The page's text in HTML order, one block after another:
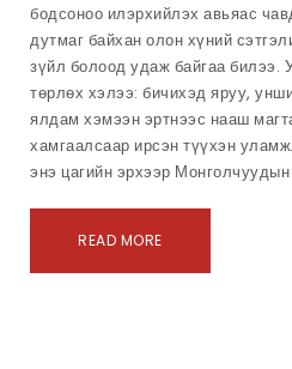
бодсоноо илэрхийлэх авьяас
дутмаг байхан олон хүний
зүйл болоод удаж байгаа билээ.
төрлөх хэлээ: бичихэд яруу,
ялдам хэмээн эртнээс нааш
хамгаалсаар ирсэн түүхэн
энэ цагийн эрхээр
READ MORE